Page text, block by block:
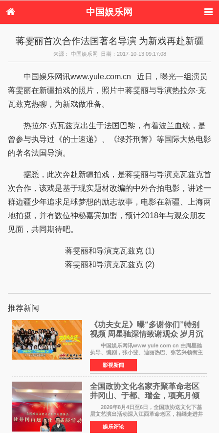
中国娱乐网
港台娱乐
日本娱乐 韩国娱乐
欧美娱乐
音乐新闻 影视新闻
内地明星八卦
港台明星八卦
八卦
娱乐评论
蒋雯丽首次合作法国著名导演 为新戏再赴新疆
来源： 中国娱乐网 日期：2017-10-13 09:17:08
中国娱乐网讯www.yule.com.cn 近日，曝光一组演员
蒋雯丽在新疆拍戏的照片，照片中蒋雯丽与导演热拉尔·克
瓦兹克热聊，为新戏做准备。
热拉尔·克瓦兹克出生于法国巴黎，有着波兰血统，是
曾参与执导过《的士速递》、《绿芥刑警》等国际大热电影
的著名法国导演。
据悉，此次奔赴新疆拍戏，是蒋雯丽与导演克瓦兹克首
次合作，该戏是基于现实题材改编的中外合拍电影，讲述一
群边疆少年追求足球梦想的励志故事，电影在新疆、上海两
地拍摄，并有数位神秘嘉宾加盟，预计2018年与观众朋友
见面，共同期待吧。
蒋雯丽和导演克瓦兹克 (1)
蒋雯丽和导演克瓦兹克 (2)
推荐新闻
《功夫女足》曝“多谢你们”特别
视频 周星驰深情致谢观众 岁月沉
淀不灭初心
中国娱乐网讯www yule com cn 由周星驰
执导、编剧，张小斐、迪丽热巴、张艺兴领衔主
演，刘嘉玲、佐藤健特别出演，艾米、雪野、蔡
思贝、胡予安、倪好特别介绍的喜剧电影《功夫
女足》释出多谢你
影视新闻
全国政协文化名家齐聚革命老区
井冈山、于都、瑞金，项亮月倾
情献唱《桃花谣》致敬红色沃土
2026年8月4日至6日，全国政协送文化下基
层文艺演出活动深入江西革命老区，相继走进井
冈山、于都长征出发地、瑞金三地。由全国政协
文化文史和学习委员会副主任、甘肃省政协原主
娱乐评论